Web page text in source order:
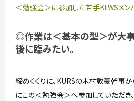
＜勉強会＞に参加した若手KLWSメン
◎作業は＜基本の型＞が大事
後に臨みたい。
締めくくりに、KURSの木村敦豪幹事
にこの＜勉強会＞へ参加していただき